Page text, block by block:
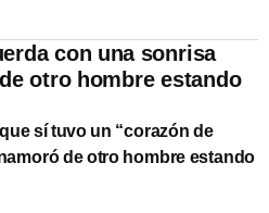
con una sonrisa
otro hombre estando
sí tuvo un “corazón de
de otro hombre estando